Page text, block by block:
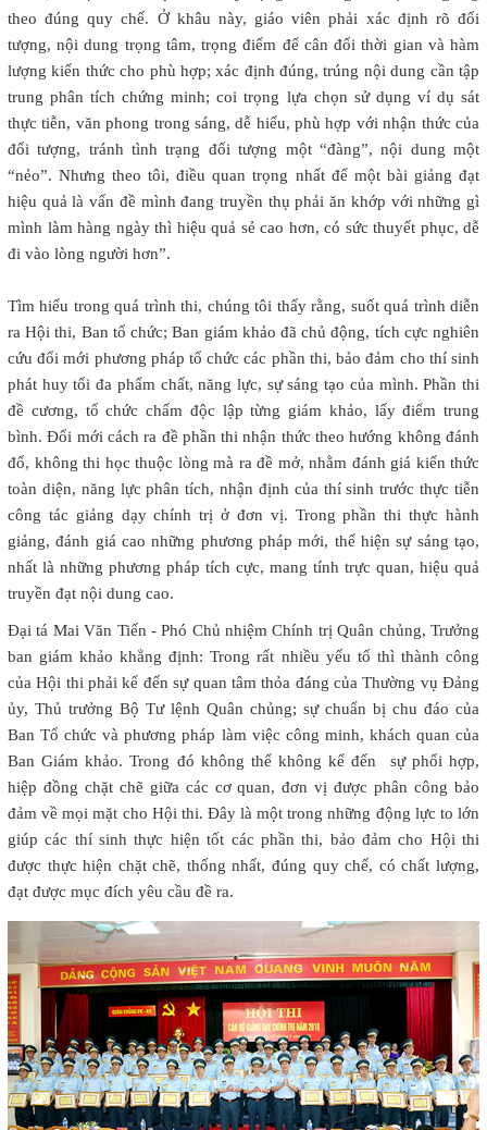
theo đúng quy chế. Ở khâu này, giáo viên phải xác định rõ đối
tượng, nội dung trọng tâm, trọng điểm để cân đối thời gian và hàm
lượng kiến thức cho phù hợp; xác định đúng, trúng nội dung cần tập
trung phân tích chứng minh; coi trọng lựa chọn sử dụng ví dụ sát
thực tiễn, văn phong trong sáng, dễ hiểu, phù hợp với nhận thức của
đối tượng, tránh tình trạng đối tượng một “đàng”, nội dung một
“nẻo”. Nhưng theo tôi, điều quan trọng nhất để một bài giảng đạt
hiệu quả là vấn đề mình đang truyền thụ phải ăn khớp với những gì
mình làm hàng ngày thì hiệu quả sẻ cao hơn, có sức thuyết phục, dễ
đi vào lòng người hơn”.
Tìm hiểu trong quá trình thi, chúng tôi thấy rằng, suốt quá trình diễn
ra Hội thi, Ban tổ chức; Ban giám khảo đã chủ động, tích cực nghiên
cứu đổi mới phương pháp tổ chức các phần thi, bảo đảm cho thí sinh
phát huy tối đa phẩm chất, năng lực, sự sáng tạo của mình. Phần thi
đề cương, tổ chức chấm độc lập từng giám khảo, lấy điểm trung
bình. Đổi mới cách ra đề phần thi nhận thức theo hướng không đánh
đố, không thi học thuộc lòng mà ra đề mở, nhằm đánh giá kiến thức
toàn diện, năng lực phân tích, nhận định của thí sinh trước thực tiễn
công tác giảng dạy chính trị ở đơn vị. Trong phần thi thực hành
giảng, đánh giá cao những phương pháp mới, thể hiện sự sáng tạo,
nhất là những phương pháp tích cực, mang tính trực quan, hiệu quả
truyền đạt nội dung cao.
Đại tá Mai Văn Tiến - Phó Chủ nhiệm Chính trị Quân chủng, Trưởng
ban giám khảo khẳng định: Trong rất nhiều yếu tố thì thành công
của Hội thi phải kể đến sự quan tâm thỏa đáng của Thường vụ Đảng
ủy, Thủ trưởng Bộ Tư lệnh Quân chủng; sự chuẩn bị chu đáo của
Ban Tổ chức và phương pháp làm việc công minh, khách quan của
Ban Giám khảo. Trong đó không thể không kể đến sự phối hợp,
hiệp đồng chặt chẽ giữa các cơ quan, đơn vị được phân công bảo
đảm về mọi mặt cho Hội thi. Đây là một trong những động lực to lớn
giúp các thí sinh thực hiện tốt các phần thi, bảo đảm cho Hội thi
được thực hiện chặt chẽ, thống nhất, đúng quy chế, có chất lượng,
đạt được mục đích yêu cầu đề ra.